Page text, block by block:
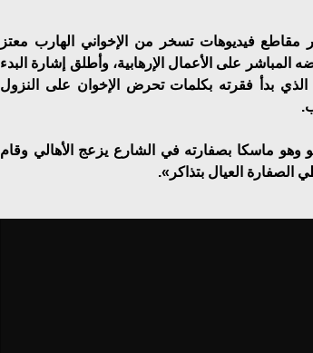
مقاطع فيديوهات تسخر من الإخواني الهارب معتز
المباشر على الأعمال الإرهابية، وأطلق إشارة البدء
بدأ فقرته بكلمات تحرض الإخوان على النزول
ماسكا بصفارته في الشارع يزعج الأهالي وقام
الصفارة العيال بتذاكر».